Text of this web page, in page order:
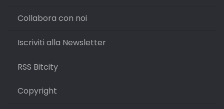
Collabora con noi
Iscriviti alla Newsletter
RSS Bitcity
Copyright